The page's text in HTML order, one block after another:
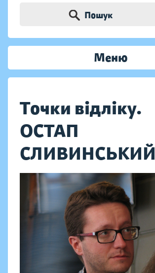
Пошук
Меню
Точки відліку.
ОСТАП
СЛИВИНСЬКИЙ